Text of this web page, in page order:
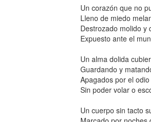
Un corazón que no
Lleno de miedo
Destrozado molido y
Expuesto ante el
Un alma dolida
Guardando y
Apagados por el
Sin poder volar o
Un cuerpo sin tacto